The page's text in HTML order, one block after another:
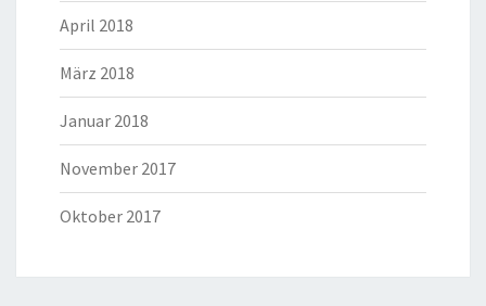
April 2018
März 2018
Januar 2018
November 2017
Oktober 2017